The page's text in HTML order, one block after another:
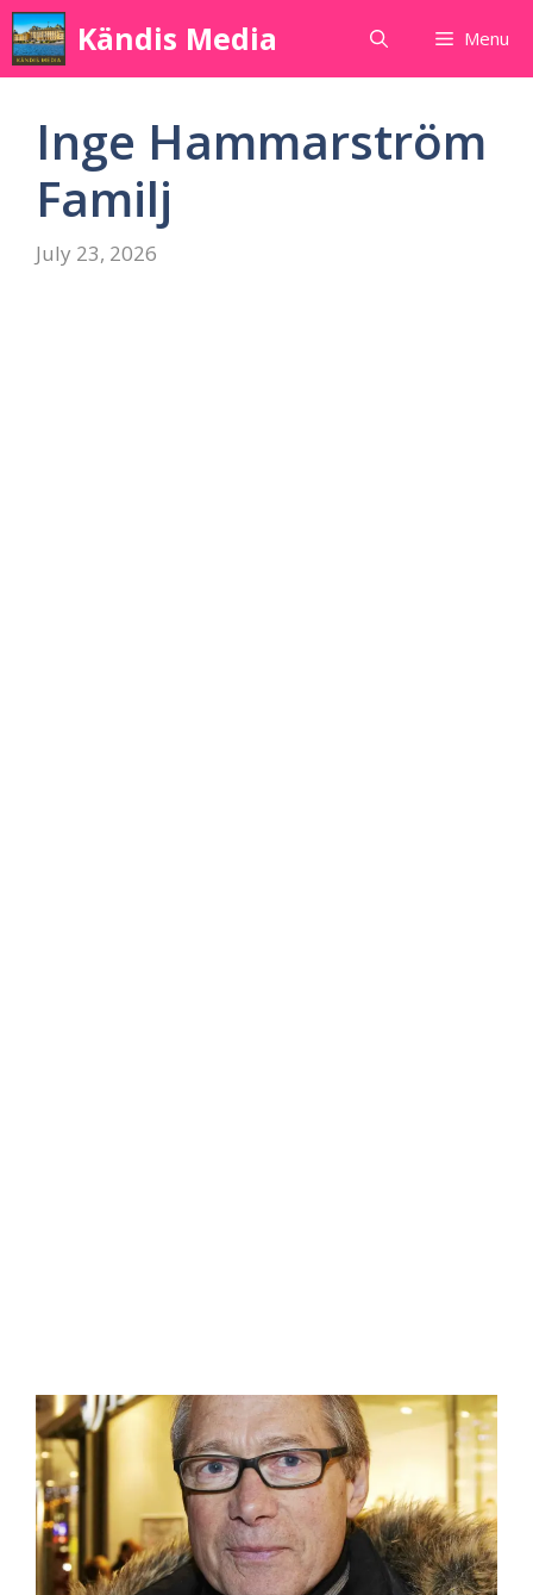
Skip
to
content
Kändis Media Menu
Inge Hammarström
Familj
July 23, 2026